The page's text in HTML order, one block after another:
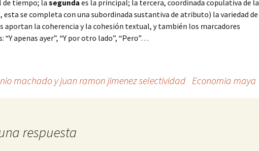
de tiempo; la segunda es la principal; la tercera, coordinada copulativa de la
esta se completa con una subordinada sustantiva de atributo) la variedad de
aportan la coherencia y la cohesión textual, y también los marcadores
“Y apenas ayer”, “Y por otro lado”, “Pero”…
machado y juan ramon jimenez selectividad Economia maya
respuesta